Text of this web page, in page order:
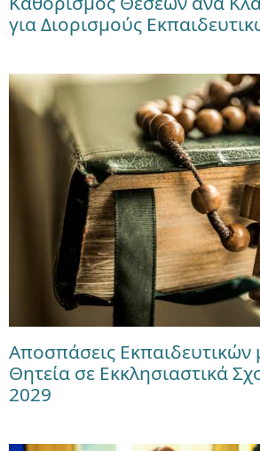
για Διορισμούς
Αποσπάσεις Εκπαιδευτικών
Θητεία σε Εκκλησιαστικά
2029